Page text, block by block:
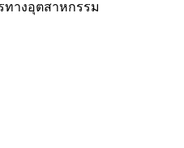
ทางอุตสาหกรรม